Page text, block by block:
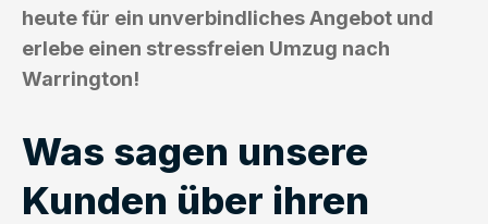
heute für ein unverbindliches Angebot und
erlebe einen stressfreien Umzug nach
Warrington!
Was sagen unsere
Kunden über ihren